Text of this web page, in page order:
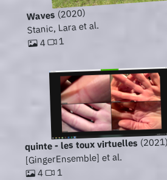
Waves (2020)
Stanic, Lara et al.
4 1
quinte - les toux virtuelles (2021)
[GingerEnsemble] et al.
4 1